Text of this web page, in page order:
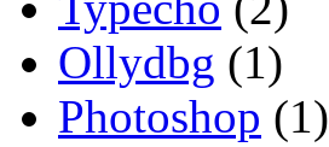
Ollydbg (1)
Photoshop (1)